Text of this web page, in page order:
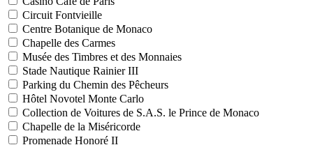
Circuit Fontvieille
Centre Botanique de Monaco
Chapelle des Carmes
Musée des Timbres et des Monnaies
Stade Nautique Rainier III
Parking du Chemin des Pêcheurs
Hôtel Novotel Monte Carlo
Collection de Voitures de S.A.S. le Prince de Monaco
Chapelle de la Miséricorde
Promenade Honoré II